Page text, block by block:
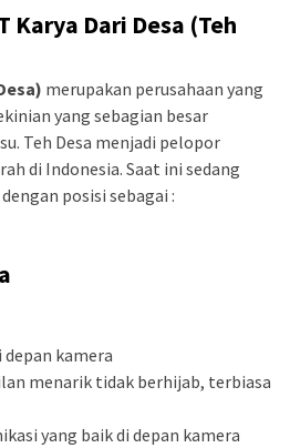
Karya Dari Desa (Teh
merupakan perusahaan yang
yang sebagian besar
Teh Desa menjadi pelopor
di Indonesia. Saat ini sedang
posisi sebagai :
depan kamera
menarik tidak berhijab, terbiasa
yang baik di depan kamera